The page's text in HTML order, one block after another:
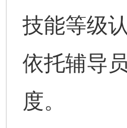
技能等级
依托辅导
度。